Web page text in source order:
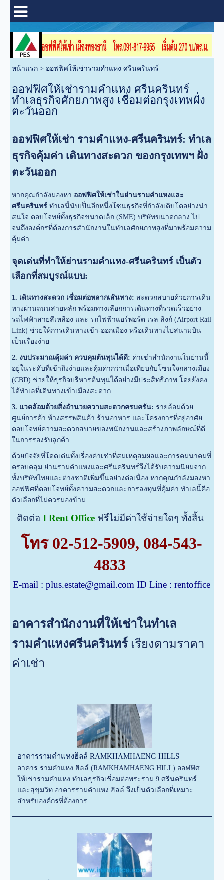
หน้าแรก > ออฟฟิศให้เช่ารามคำแหง ศรีนครินทร์
ออฟฟิศให้เช่ารามคำแหง ศรีนครินทร์
ทำเลธุรกิจศักยภาพสูง เชื่อมต่อกรุงเทพฝั่ง
ตะวันออก
ออฟฟิศให้เช่า รามคำแหง-ศรีนครินทร์: ทำเล
ธุรกิจคุ้มค่า เดินทางสะดวก ของกรุงเทพฯ ฝั่ง
ตะวันออก
หากคุณกำลังมองหา ออฟฟิศให้เช่าในย่านรามคำแหงและ
ศรีนครินทร์ ทำเลนี้นับเป็นอีกหนึ่งโซนธุรกิจที่กำลังเติบโตอย่างน่า
สนใจ ตอบโจทย์ทั้งธุรกิจขนาดเล็ก (SME) บริษัทขนาดกลาง ไป
จนถึงองค์กรที่ต้องการสำนักงานในทำเลศักยภาพสูงที่มาพร้อมความ
คุ้มค่า
จุดเด่นที่ทำให้ย่านรามคำแหง-ศรีนครินทร์ เป็นตัว
เลือกที่สมบูรณ์แบบ:
1. เดินทางสะดวก เชื่อมต่อหลากเส้นทาง: สะดวกสบายด้วยการเดิน
ทางผ่านถนนสายหลัก พร้อมทางเลือกการเดินทางที่รวดเร็วอย่าง
รถไฟฟ้าสายสีเหลือง และ รถไฟฟ้าแอร์พอร์ต เรล ลิงก์ (Airport Rail
Link) ช่วยให้การเดินทางเข้า-ออกเมือง หรือเดินทางไปสนามบิน
เป็นเรื่องง่าย
2. งบประมาณคุ้มค่า ควบคุมต้นทุนได้ดี: ค่าเช่าสำนักงานในย่านนี้
อยู่ในระดับที่เข้าถึงง่ายและคุ้มค่ากว่าเมื่อเทียบกับโซนใจกลางเมือง
(CBD) ช่วยให้ธุรกิจบริหารต้นทุนได้อย่างมีประสิทธิภาพ โดยยังคง
ได้ทำเลที่เดินทางเข้าเมืองสะดวก
3. แวดล้อมด้วยสิ่งอำนวยความสะดวกครบครัน: รายล้อมด้วย
ศูนย์การค้า ห้างสรรพสินค้า ร้านอาหาร และโครงการที่อยู่อาศัย
ตอบโจทย์ความสะดวกสบายของพนักงานและสร้างภาพลักษณ์ที่ดี
ในการรองรับลูกค้า
ด้วยปัจจัยที่โดดเด่นทั้งเรื่องค่าเช่าที่สมเหตุสมผลและการคมนาคมที่
ครอบคลุม ย่านรามคำแหงและศรีนครินทร์จึงได้รับความนิยมจาก
ทั้งบริษัทไทยและต่างชาติเพิ่มขึ้นอย่างต่อเนื่อง หากคุณกำลังมองหา
ออฟฟิศที่ตอบโจทย์ทั้งความสะดวกและการลงทุนที่คุ้มค่า ทำเลนี้คือ
ตัวเลือกที่ไม่ควรมองข้าม
ติดต่อ I Rent Office ฟรีไม่มีค่าใช้จ่ายใดๆ ทั้งสิ้น
โทร 02-512-5909, 084-543-
4833
E-mail :plus.estate@gmail.com ID Line : rentoffice
อาคารสำนักงานที่ให้เช่าในทำเล
รามคำแหงศรีนครินทร์เรียงตามราคา
ค่าเช่า
อาคารรามคำแหงฮิลล์ RAMKHAMHAENG HILLS
อาคาร รามคำแหง ฮิลล์ (RAMKHAMHAENG HILL) ออฟฟิศ
ให้เช่ารามคำแหง ทำเลธุรกิจเชื่อมต่อพระราม 9 ศรีนครินทร์
และสุขุมวิท อาคารรามคำแหง ฮิลล์ จึงเป็นตัวเลือกที่เหมาะ
สำหรับองค์กรที่ต้องการ...